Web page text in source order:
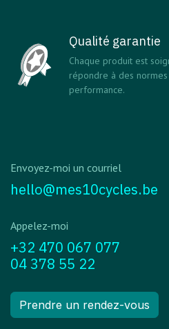
Qualité garantie
Chaque produit est
répondre à des
performance.
Envoyez-moi un courriel
hello@mes10cycles.be
Appelez-moi
+32 470 067 077
04 378 55 22
Prendre un rendez-vous